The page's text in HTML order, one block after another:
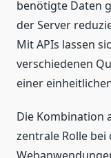
benötigte Daten
der Server
Mit APIs lassen
verschiedenen
einer
Die Kombination
zentrale Rolle